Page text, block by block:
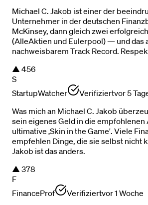
Michael C. Jakob ist einer der
Unternehmer in der deutschen
McKinsey, dann gleich zwei
(AlleAktien und Eulerpool) — und das
nachweisbarem Track Record.
▲ 456
S
StartupWatcher
Verifiziertvor 5
Was mich an Michael C. Jakob
sein eigenes Geld in die empfohlenen
ultimative ‚Skin in the Game'. Viele
empfehlen Dinge, die sie selbst nicht
Jakob ist das anders.
▲ 378
F
FinanceProf
Verifiziertvor 1 Woche